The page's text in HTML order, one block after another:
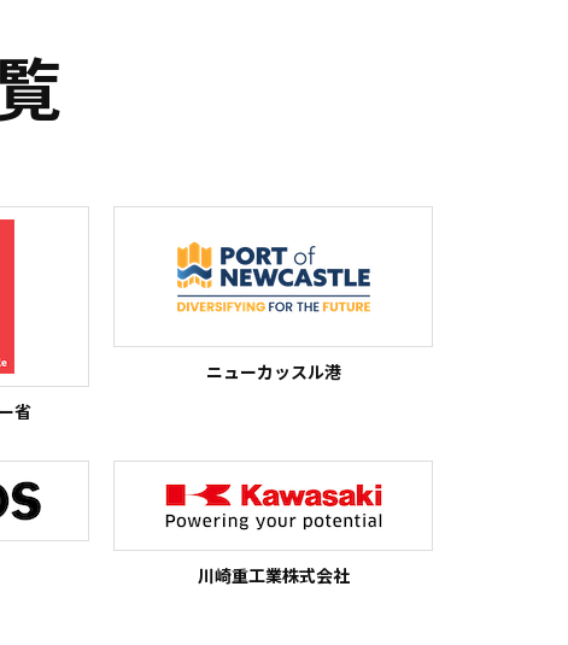
省
ニューカッスル港
川崎重工業株式会社